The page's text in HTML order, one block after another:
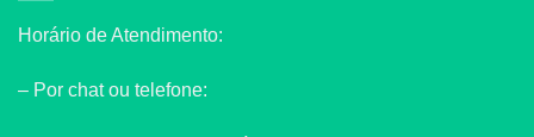
Horário de Atendimento:
– Por chat ou telefone: